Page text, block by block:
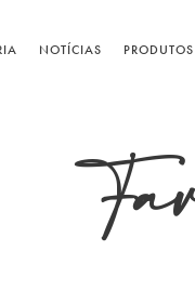
NOTÍCIAS PRODUTOS